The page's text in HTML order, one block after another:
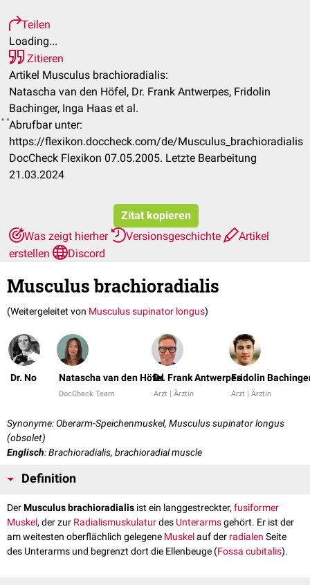
Teilen
Loading...
Zitieren
Artikel Musculus brachioradialis:
Natascha van den Höfel, Dr. Frank Antwerpes, Fridolin
Bachinger, Inga Haas et al.
Abrufbar unter:
https://flexikon.doccheck.com/de/Musculus_brachioradialis
DocCheck Flexikon 07.05.2005. Letzte Bearbeitung
21.03.2024
Zitat kopieren
Was zeigt hierher
Versionsgeschichte
Artikel
erstellen
Discord
Musculus brachioradialis
(Weitergeleitet von Musculus supinator longus)
Dr. No Natascha van den Höfel
DocCheck Team
Dr. Frank Antwerpes
Arzt | Ärztin
Fridolin
Arzt | Ärztin
Synonyme: Oberarm-Speichenmuskel, Musculus supinator longus
(obsolet)
Englisch: Brachioradialis, brachioradial muscle
Definition
DerMusculus brachioradialis ist ein langgestreckter, fusiformer
Muskel, der zur Radialismuskulaturdes Unterarmsgehört. Er ist der
am weitesten oberflächlich gelegene Muskelauf der radialen Seite
des Unterarms und begrenzt dort die Ellenbeuge (Fossa cubitalis).